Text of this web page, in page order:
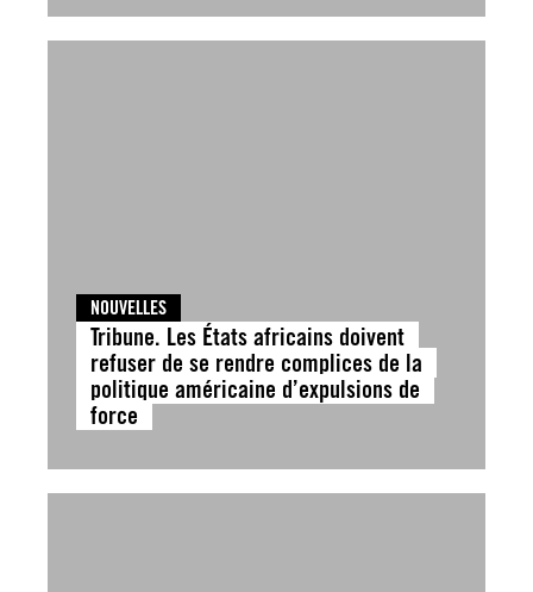
NOUVELLES
Tribune. Les États africains doivent
refuser de se rendre complices de la
politique américaine d’expulsions de
force